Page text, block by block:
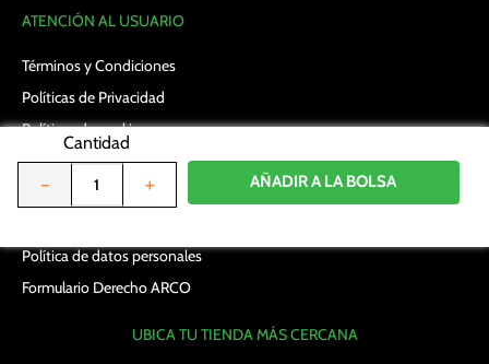
Cantidad
＋
－ AÑADIR A LA BOLSA
ATENCIÓN AL USUARIO
Términos y Condiciones
Políticas de Privacidad
Políticas de cookies
Términos y Condiciones en promociones
Preguntas Frecuentes
Política de datos personales
Formulario Derecho ARCO
UBICA TU TIENDA MÁS CERCANA